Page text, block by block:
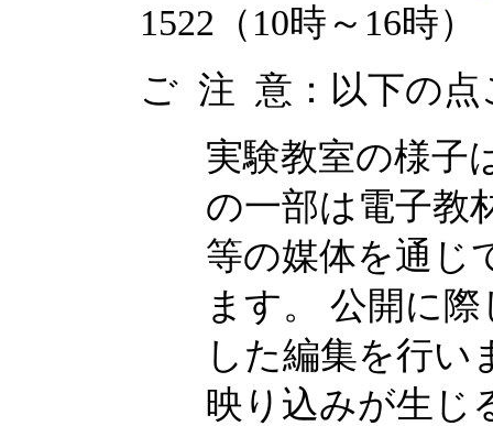
1522（10時～16時）
ご 注 意：以下の点
実験教室の様子
の一部は電子教
等の媒体を通じ
ます。 公開に
した編集を行い
映り込みが生じ